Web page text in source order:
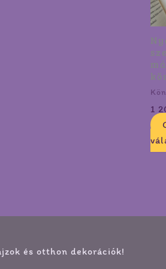
1
és otthon dekorációk!